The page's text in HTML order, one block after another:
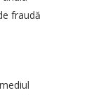
fraudă